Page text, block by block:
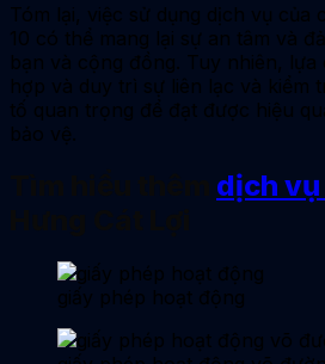
Tóm lại, việc sử dụng dịch vụ của
10 có thể mang lại sự an tâm và
bạn và cộng đồng. Tuy nhiên,
hợp và duy trì sự liên lạc và kiểm
tố quan trọng để đạt được hiệu
bảo vệ.
dịch vụ
giấy phép hoạt động